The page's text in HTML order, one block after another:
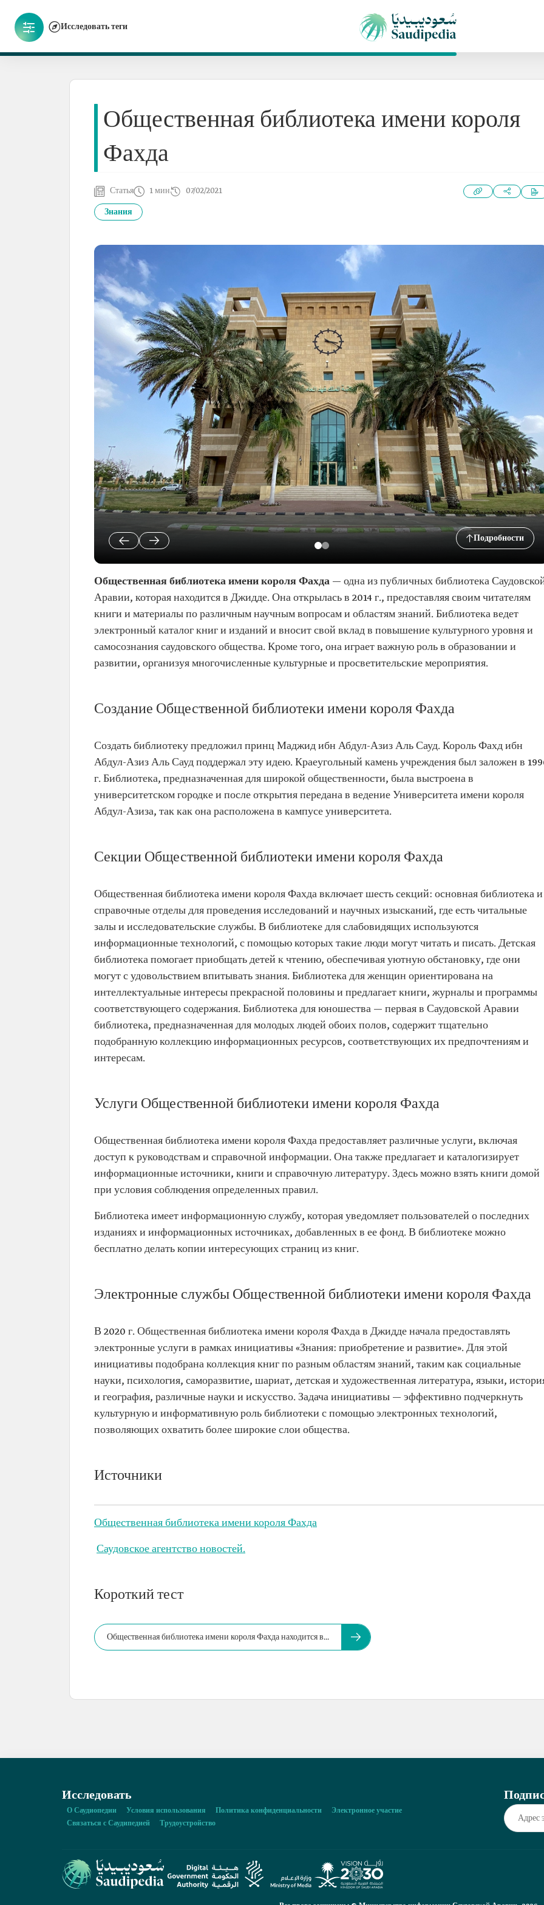
Исследовать теги
Общественная библиотека имени короля
Фахда
Статья 1 мин 07/02/2021
Знания
Подробности
Общественная библиотека имени короля Фахда — одна из публичных библиотека
Аравии, которая находится в Джидде. Она открылась в 2014 г., предоставляя своим читателям
книги и материалы по различным научным вопросам и областям знаний. Библиотека ведет
электронный каталог книг и изданий и вносит свой вклад в повышение культурного уровня и
самосознания саудовского общества. Кроме того, она играет важную роль в образовании и
развитии, организуя многочисленные культурные и просветительские мероприятия.
Создание Общественной библиотеки имени короля Фахда
Создать библиотеку предложил принц Маджид ибн Абдул-Азиз Аль Сауд. Король Фахд ибн
Абдул-Азиз Аль Сауд поддержал эту идею. Краеугольный камень учреждения был заложен в
г. Библиотека, предназначенная для широкой общественности, была выстроена в
университетском городке и после открытия передана в ведение Университета имени короля
Абдул-Азиза, так как она расположена в кампусе университета.
Секции Общественной библиотеки имени короля Фахда
Общественная библиотека имени короля Фахда включает шесть секций: основная библиотека и
справочные отделы для проведения исследований и научных изысканий, где есть читальные
залы и исследовательские службы. В библиотеке для слабовидящих используются
информационные технологий, с помощью которых такие люди могут читать и писать. Детская
библиотека помогает приобщать детей к чтению, обеспечивая уютную обстановку, где они
могут с удовольствием впитывать знания. Библиотека для женщин ориентирована на
интеллектуальные интересы прекрасной половины и предлагает книги, журналы и программы
соответствующего содержания. Библиотека для юношества — первая в Саудовской Аравии
библиотека, предназначенная для молодых людей обоих полов, содержит тщательно
подобранную коллекцию информационных ресурсов, соответствующих их предпочтениям и
интересам.
Услуги Общественной библиотеки имени короля Фахда
Общественная библиотека имени короля Фахда предоставляет различные услуги, включая
доступ к руководствам и справочной информации. Она также предлагает и каталогизирует
информационные источники, книги и справочную литературу. Здесь можно взять книги домой
при условия соблюдения определенных правил.
Библиотека имеет информационную службу, которая уведомляет пользователей о последних
изданиях и информационных источниках, добавленных в ее фонд. В библиотеке можно
бесплатно делать копии интересующих страниц из книг.
Электронные службы Общественной библиотеки имени короля Фахда
В 2020 г. Общественная библиотека имени короля Фахда в Джидде начала предоставлять
электронные услуги в рамках инициативы «Знания: приобретение и развитие». Для этой
инициативы подобрана коллекция книг по разным областям знаний, таким как социальные
науки, психология, саморазвитие, шариат, детская и художественная литература, языки,
и география, различные науки и искусство. Задача инициативы — эффективно подчеркнуть
культурную и информативную роль библиотеки с помощью электронных технологий,
позволяющих охватить более широкие слои общества.
Источники
Общественная библиотека имени короля Фахда
Саудовское агентство новостей.
Короткий тест
Общественная библиотека имени короля Фахда находится в...
Исследовать
О Саудиопедии Условия использования Политика конфиденциальности
Электронное участие
Связаться с Саудипедией
Трудоустройство